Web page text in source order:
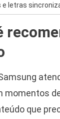
letras
momentos
que